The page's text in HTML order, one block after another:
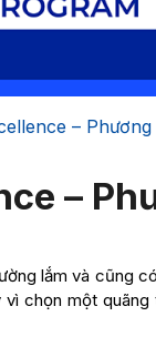
–
–
lắm và cũng
chọn một